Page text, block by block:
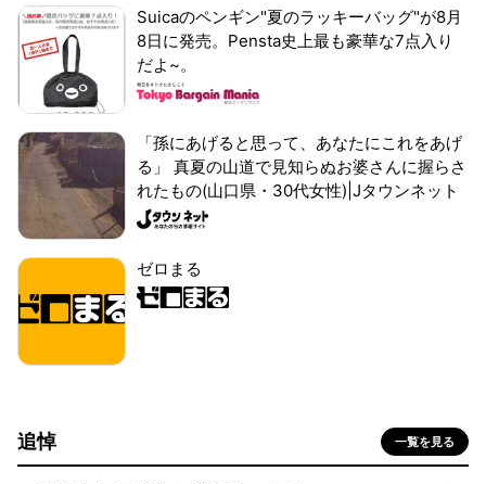
Suicaのペンギン"夏のラッキーバッグ"が8月
8日に発売。Pensta史上最も豪華な7点入り
だよ~。
「孫にあげると思って、あなたにこれをあげ
る」 真夏の山道で見知らぬお婆さんに握らさ
れたもの(山口県・30代女性)|Jタウンネット
ゼロまる
追悼 一覧を見る